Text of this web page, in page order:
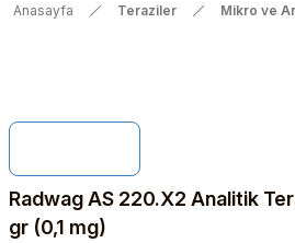
Anasayfa Teraziler Mikro ve
Radwag AS 220.X2 Analitik
gr (0,1 mg)